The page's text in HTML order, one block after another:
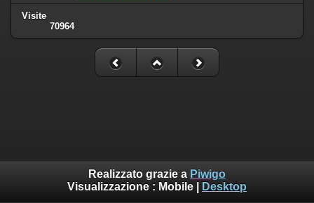
Visite
70964
Realizzato grazie a Piwigo
Visualizzazione : Mobile Desktop